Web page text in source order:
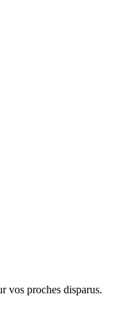
vos proches disparus.